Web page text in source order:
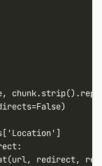
redirect,